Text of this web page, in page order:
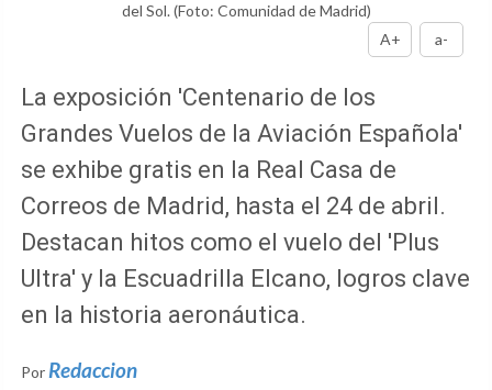
del Sol.(Foto: Comunidad de Madrid)
A+
a-
La exposición 'Centenario de los
Grandes Vuelos de la Aviación Española'
se exhibe gratis en la Real Casa de
Correos de Madrid, hasta el 24 de abril.
Destacan hitos como el vuelo del 'Plus
Ultra' y la Escuadrilla Elcano, logros clave
en la historia aeronáutica.
Por Redaccion